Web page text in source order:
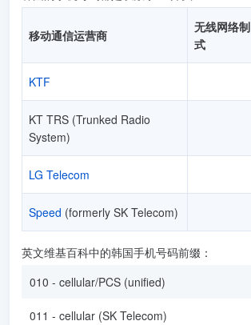
移动通信运营商
无线网络制
式
KTF
KT TRS (Trunked Radio
System)
LG Telecom
Speed (formerly SK Telecom)
英文维基百科中的韩国手机号码前缀：
010 - cellular/PCS (unified)
011 - cellular (SK Telecom)